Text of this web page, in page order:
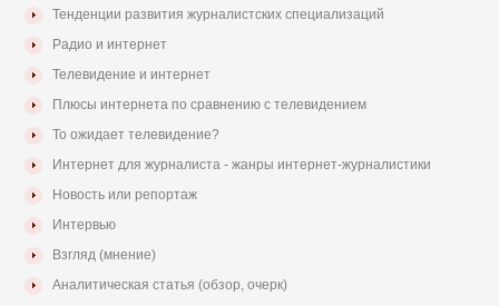
Тенденции развития журналистских специализаций
Радио и интернет
Телевидение и интернет
Плюсы интернета по сравнению с телевидением
То ожидает телевидение?
Интернет для журналиста - жанры интернет-журналистики
Новость или репортаж
Интервью
Взгляд (мнение)
Аналитическая статья (обзор, очерк)